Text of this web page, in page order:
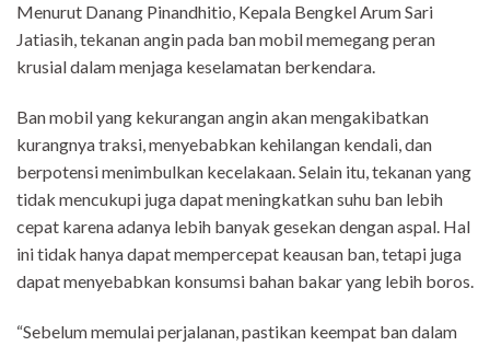
Menurut Danang Pinandhitio, Kepala Bengkel Arum Sari
Jatiasih, tekanan angin pada ban mobil memegang peran
krusial dalam menjaga keselamatan berkendara.
Ban mobil yang kekurangan angin akan mengakibatkan
kurangnya traksi, menyebabkan kehilangan kendali, dan
berpotensi menimbulkan kecelakaan. Selain itu, tekanan yang
tidak mencukupi juga dapat meningkatkan suhu ban lebih
cepat karena adanya lebih banyak gesekan dengan aspal. Hal
ini tidak hanya dapat mempercepat keausan ban, tetapi juga
dapat menyebabkan konsumsi bahan bakar yang lebih boros.
“Sebelum memulai perjalanan, pastikan keempat ban dalam